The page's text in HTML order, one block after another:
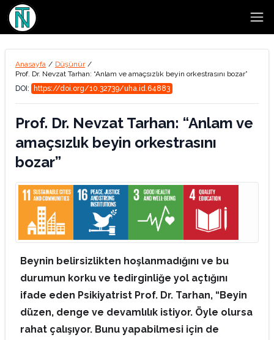
Anasayfa / Düşünür /
Prof. Dr. Nevzat Tarhan: “Anlam ve amaçsızlık beyin orkestrasını bozar”
DOI:
https://doi.org/10.32739/uha.id.64883
Prof. Dr. Nevzat Tarhan: “Anlam ve
amaçsızlık beyin orkestrasını
bozar”
Beynin belirsizlikten hoşlanmadığını ve bu
durumun korku ve tedirginliğe yol açtığını
ifade eden Psikiyatrist Prof. Dr. Tarhan, “Beyin
düzen, denge ve devamlılık istiyor. Öyle olursa
rahat çalışıyor. Bunu yapabilmesi için de